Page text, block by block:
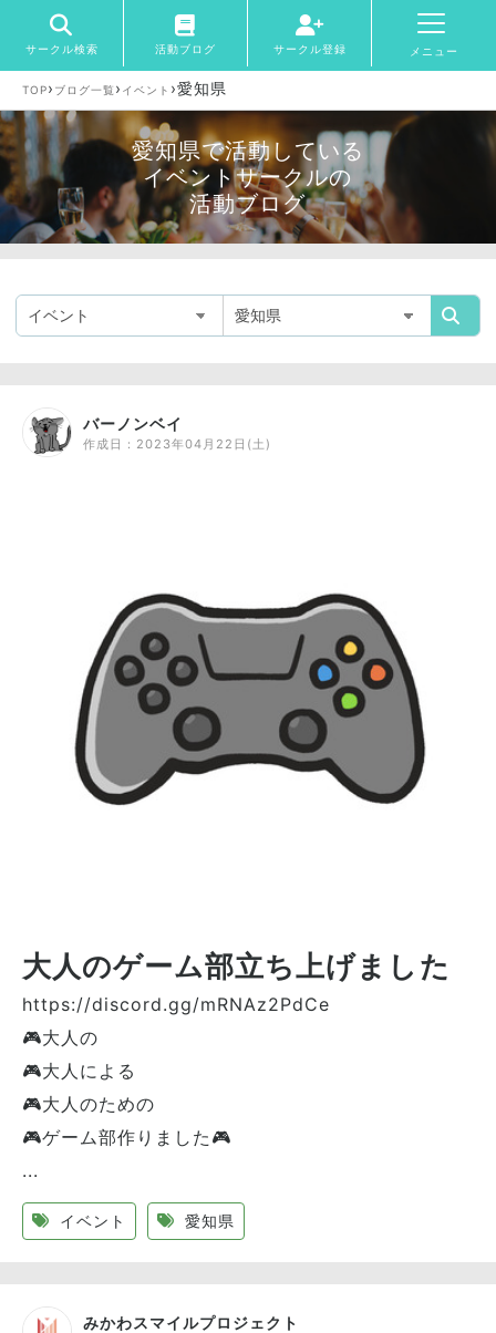
サークル検索 活動ブログ サークル登録 メニュー
TOP› ブログ一覧 › イベント ›愛知県
愛知県で活動している
イベントサークルの
活動ブログ
バーノンベイ
作成日： 2023年04月22日(土)
大人のゲーム部立ち上げました
https://discord.gg/mRNAz2PdCe
🎮大人の
🎮大人による
🎮大人のための
🎮ゲーム部作りました🎮
...
イベント 愛知県
みかわスマイルプロジェクト